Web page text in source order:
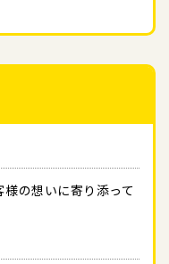
の想いに寄り添って